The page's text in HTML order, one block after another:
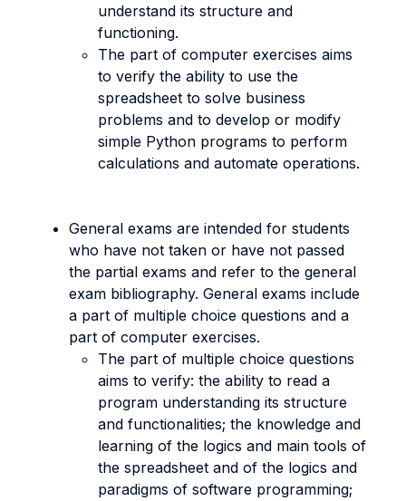
understand its structure and
functioning.
The part of computer exercises aims
to verify the ability to use the
spreadsheet to solve business
problems and to develop or modify
simple Python programs to perform
calculations and automate operations.
General exams are intended for students
who have not taken or have not passed
the partial exams and refer to the general
exam bibliography. General exams include
a part of multiple choice questions and a
part of computer exercises.
The part of multiple choice questions
aims to verify: the ability to read a
program understanding its structure
and functionalities; the knowledge and
learning of the logics and main tools of
the spreadsheet and of the logics and
paradigms of software programming;